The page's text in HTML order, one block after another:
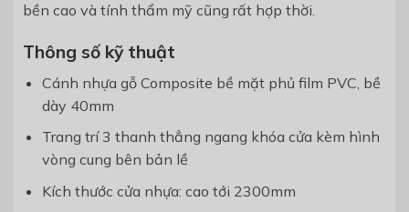
bền cao và tính thẩm mỹ cũng rất hợp thời.
Thông số kỹ thuật
Cánh nhựa gỗ Composite bề mặt phủ film PVC, bề
dày 40mm
Trang trí 3 thanh thẳng ngang khóa cửa kèm hình
vòng cung bên bản lề
Kích thước cửa nhựa: cao tới 2300mm